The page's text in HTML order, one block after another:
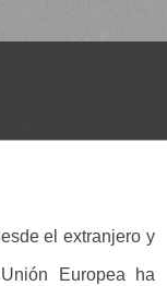
el extranjero y
Europea ha